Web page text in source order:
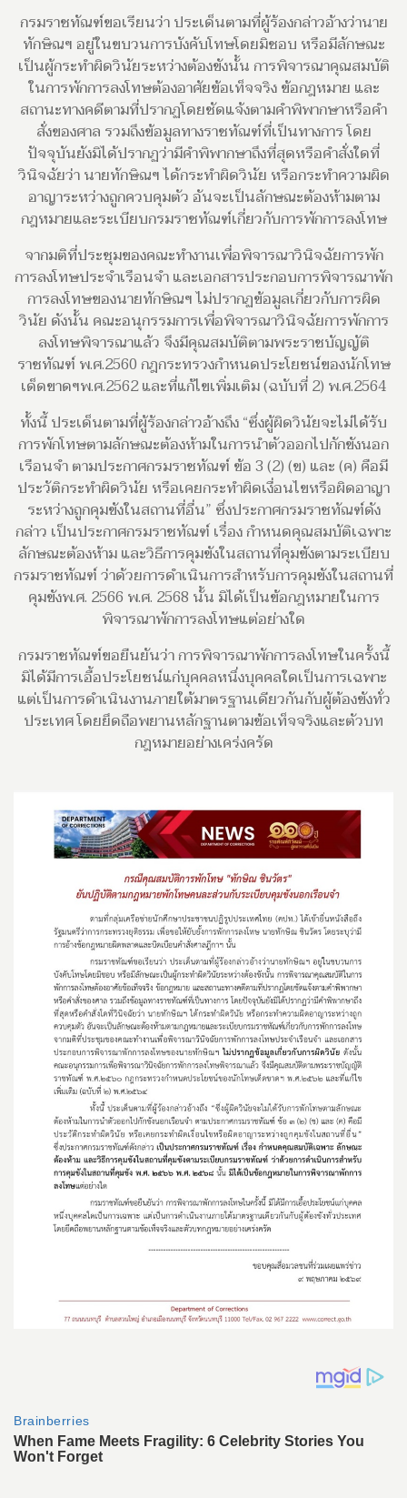
กรมราชทัณฑ์ขอเรียนว่า ประเด็นตามที่ผู้ร้องกล่าวอ้างว่านาย
ทักษิณฯ อยู่ในขบวนการบังคับโทษโดยมิชอบ หรือมีลักษณะ
เป็นผู้กระทำผิดวินัยระหว่างต้องขังนั้น การพิจารณาคุณสมบัติ
ในการพักการลงโทษต้องอาศัยข้อเท็จจริง ข้อกฎหมาย และ
สถานะทางคดีตามที่ปรากฏโดยชัดแจ้งตามคำพิพากษาหรือคำ
สั่งของศาล รวมถึงข้อมูลทางราชทัณฑ์ที่เป็นทางการ โดย
ปัจจุบันยังมิได้ปรากฏว่ามีคำพิพากษาถึงที่สุดหรือคำสั่งใดที่
วินิจฉัยว่า นายทักษิณฯ ได้กระทำผิดวินัย หรือกระทำความผิด
อาญาระหว่างถูกควบคุมตัว อันจะเป็นลักษณะต้องห้ามตาม
กฎหมายและระเบียบกรมราชทัณฑ์เกี่ยวกับการพักการลงโทษ
จากมติที่ประชุมของคณะทำงานเพื่อพิจารณาวินิจฉัยการพัก
การลงโทษประจำเรือนจำ และเอกสารประกอบการพิจารณาพัก
การลงโทษของนายทักษิณฯ ไม่ปรากฏข้อมูลเกี่ยวกับการผิด
วินัย ดังนั้น คณะอนุกรรมการเพื่อพิจารณาวินิจฉัยการพักการ
ลงโทษพิจารณาแล้ว จึงมีคุณสมบัติตามพระราชบัญญัติ
ราชทัณฑ์ พ.ศ.2560 กฎกระทรวงกำหนดประโยชน์ของนักโทษ
เด็ดขาดฯพ.ศ.2562 และที่แก้ไขเพิ่มเติม (ฉบับที่ 2) พ.ศ.2564
ทั้งนี้ ประเด็นตามที่ผู้ร้องกล่าวอ้างถึง “ซึ่งผู้ผิดวินัยจะไม่ได้รับ
การพักโทษตามลักษณะต้องห้ามในการนำตัวออกไปกักขังนอก
เรือนจำ ตามประกาศกรมราชทัณฑ์ ข้อ 3 (2) (ข) และ (ค) คือมี
ประวัติกระทำผิดวินัย หรือเคยกระทำผิดเงื่อนไขหรือผิดอาญา
ระหว่างถูกคุมขังในสถานที่อื่น” ซึ่งประกาศกรมราชทัณฑ์ดัง
กล่าว เป็นประกาศกรมราชทัณฑ์ เรื่อง กำหนดคุณสมบัติเฉพาะ
ลักษณะต้องห้าม และวิธีการคุมขังในสถานที่คุมขังตามระเบียบ
กรมราชทัณฑ์ ว่าด้วยการดำเนินการสำหรับการคุมขังในสถานที่
คุมขังพ.ศ. 2566 พ.ศ. 2568 นั้น มิได้เป็นข้อกฎหมายในการ
พิจารณาพักการลงโทษแต่อย่างใด
กรมราชทัณฑ์ขอยืนยันว่า การพิจารณาพักการลงโทษในครั้งนี้
มิได้มีการเอื้อประโยชน์แก่บุคคลหนึ่งบุคคลใดเป็นการเฉพาะ
แต่เป็นการดำเนินงานภายใต้มาตรฐานเดียวกันกับผู้ต้องขังทั่ว
ประเทศ โดยยึดถือพยานหลักฐานตามข้อเท็จจริงและตัวบท
กฎหมายอย่างเคร่งครัด